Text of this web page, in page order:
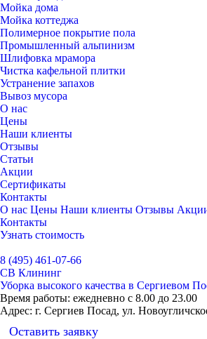
Мойка дома
Мойка коттеджа
Полимерное покрытие пола
Промышленный альпинизм
Шлифовка мрамора
Чистка кафельной плитки
Устранение запахов
Вывоз мусора
О нас
Цены
Наши клиенты
Отзывы
Статьи
Акции
Сертификаты
Контакты
О нас Цены Наши клиенты Отзывы
Контакты
Узнать стоимость
8 (495) 461-07-66
СВ Клининг
Уборка высокого качества в Сергиевом
Время работы: ежедневно с 8.00 до 23.00
Адрес: г. Сергиев Посад, ул.
Оставить заявку